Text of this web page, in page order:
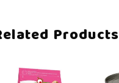
Products